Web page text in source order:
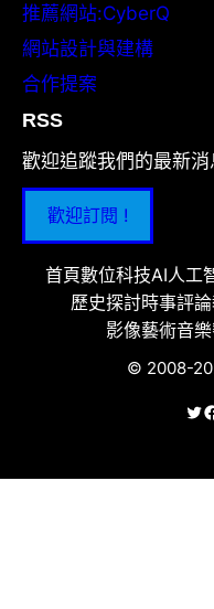
推薦網站:CyberQ
網站設計與建構
合作提案
RSS
歡迎追蹤我們的最新消
歡迎訂閱 !
首頁數位科技AI人工
歷史探討時事評論
影像藝術音
© 2008-
X